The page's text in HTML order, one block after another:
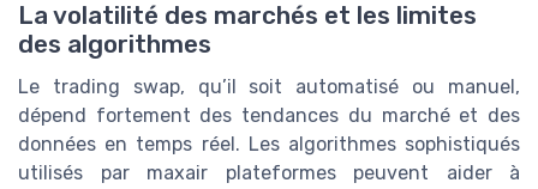
La volatilité des marchés et les limites
des algorithmes
Le trading swap, qu’il soit automatisé ou manuel,
dépend fortement des tendances du marché et des
données en temps réel. Les algorithmes sophistiqués
utilisés par maxair plateformes peuvent aider à